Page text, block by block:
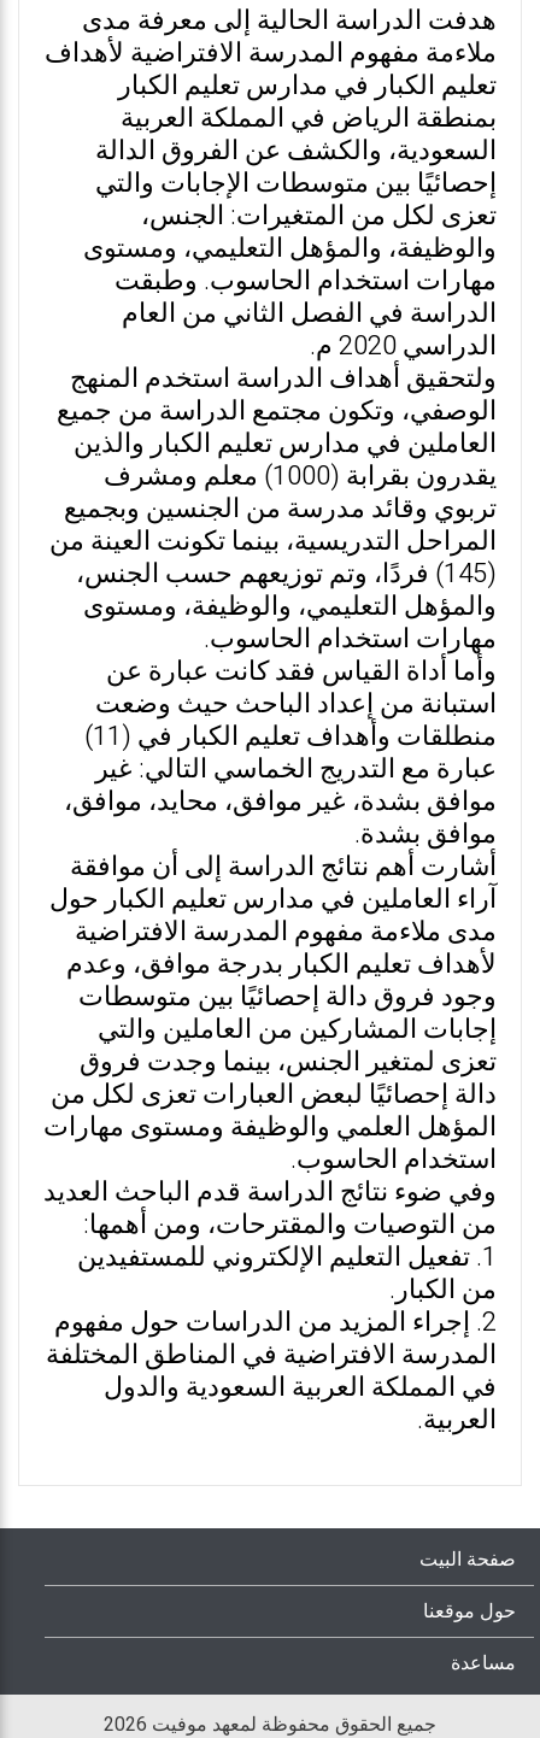
هدفت الدراسة الحالية إلى معرفة مدى
ملاءمة مفهوم المدرسة الافتراضية لأهداف
تعليم الكبار في مدارس تعليم الكبار
بمنطقة الرياض في المملكة العربية
السعودية، والكشف عن الفروق الدالة
إحصائيًا بين متوسطات الإجابات والتي
تعزى لكل من المتغيرات: الجنس،
والوظيفة، والمؤهل التعليمي، ومستوى
مهارات استخدام الحاسوب. وطبقت
الدراسة في الفصل الثاني من العام
الدراسي 2020 م.
ولتحقيق أهداف الدراسة استخدم المنهج
الوصفي، وتكون مجتمع الدراسة من جميع
العاملين في مدارس تعليم الكبار والذين
يقدرون بقرابة (1000) معلم ومشرف
تربوي وقائد مدرسة من الجنسين وبجميع
المراحل التدريسية، بينما تكونت العينة من
(145) فردًا، وتم توزيعهم حسب الجنس،
والمؤهل التعليمي، والوظيفة، ومستوى
مهارات استخدام الحاسوب.
وأما أداة القياس فقد كانت عبارة عن
استبانة من إعداد الباحث حيث وضعت
منطلقات وأهداف تعليم الكبار في (11)
عبارة مع التدريج الخماسي التالي: غير
موافق بشدة، غير موافق، محايد، موافق،
موافق بشدة.
أشارت أهم نتائج الدراسة إلى أن موافقة
آراء العاملين في مدارس تعليم الكبار حول
مدى ملاءمة مفهوم المدرسة الافتراضية
لأهداف تعليم الكبار بدرجة موافق، وعدم
وجود فروق دالة إحصائيًا بين متوسطات
إجابات المشاركين من العاملين والتي
تعزى لمتغير الجنس، بينما وجدت فروق
دالة إحصائيًا لبعض العبارات تعزى لكل من
المؤهل العلمي والوظيفة ومستوى مهارات
استخدام الحاسوب.
وفي ضوء نتائج الدراسة قدم الباحث العديد
من التوصيات والمقترحات، ومن أهمها:
1. تفعيل التعليم الإلكتروني للمستفيدين
من الكبار.
2. إجراء المزيد من الدراسات حول مفهوم
المدرسة الافتراضية في المناطق المختلفة
في المملكة العربية السعودية والدول
العربية.
صفحة البيت
حول موقعنا
مساعدة
جميع الحقوق محفوظة لمعهد موفيت 2026